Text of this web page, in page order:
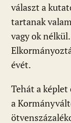
választ a
tartanak
vagy ok
évét.
Tehát a képlet
a